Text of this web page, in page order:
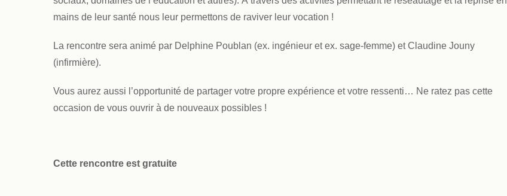
mains de leur santé nous leur permettons de raviver leur vocation !
La rencontre sera animé par Delphine Poublan (ex. ingénieur et ex. sage-femme) et Claudine Jouny
(infirmière).
Vous aurez aussi l’opportunité de partager votre propre expérience et votre ressenti… Ne ratez pas cette
occasion de vous ouvrir à de nouveaux possibles !
Cette rencontre est gratuite